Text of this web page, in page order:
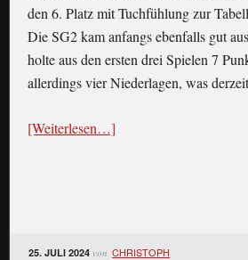
den 6. Platz mit Tuchfühlung zur
Die SG2 kam anfangs ebenfalls gut
holte aus den ersten drei Spielen 7
allerdings vier Niederlagen, was
[Weiterlesen…]
25. JULI 2024 von CHRISTOPH